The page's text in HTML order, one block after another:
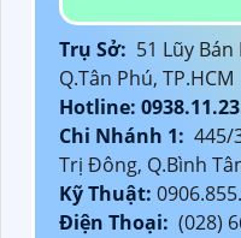
Trụ Sở: 51 Lũy Bán
Q.Tân Phú, TP.HCM
Hotline:
Chi Nhánh 1: 445/
Trị Đông, Q.Bình
Kỹ Thuật:
Điện Thoại: (028)